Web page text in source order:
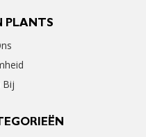
PLANTS
Bij